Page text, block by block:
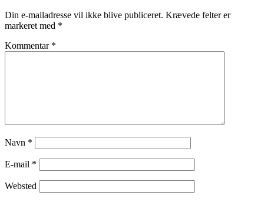
Din e-mailadresse vil ikke blive publiceret. Krævede felter er
markeret med *
Kommentar *
Navn *
E-mail *
Websted